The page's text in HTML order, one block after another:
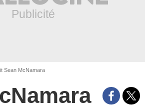
Sean McNamara